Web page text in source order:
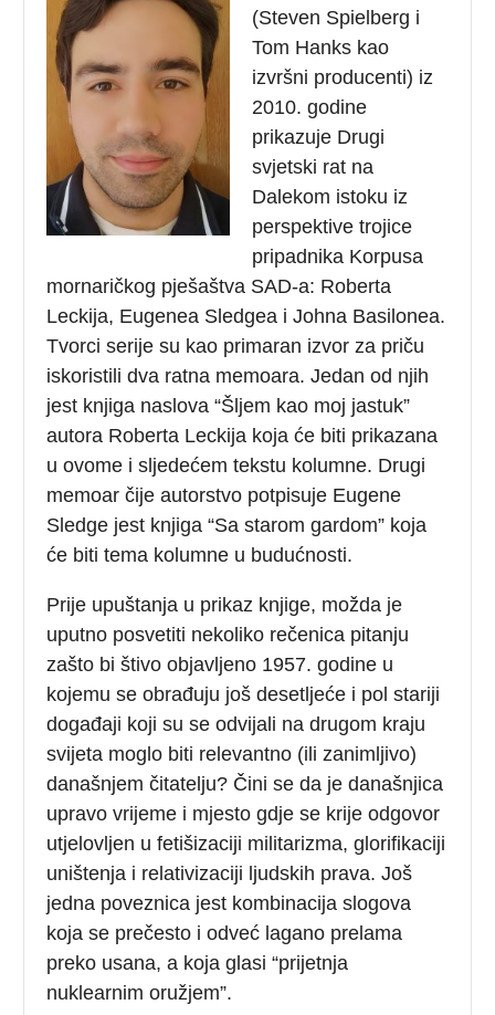
(Steven Spielberg i
Tom Hanks kao
izvršni producenti) iz
2010. godine
prikazuje Drugi
svjetski rat na
Dalekom istoku iz
perspektive trojice
pripadnika Korpusa
mornaričkog pješaštva SAD-a: Roberta
Leckija, Eugenea Sledgea i Johna Basilonea.
Tvorci serije su kao primaran izvor za priču
iskoristili dva ratna memoara. Jedan od njih
jest knjiga naslova “Šljem kao moj jastuk”
autora Roberta Leckija koja će biti prikazana
u ovome i sljedećem tekstu kolumne. Drugi
memoar čije autorstvo potpisuje Eugene
Sledge jest knjiga “Sa starom gardom” koja
će biti tema kolumne u budućnosti.
Prije upuštanja u prikaz knjige, možda je
uputno posvetiti nekoliko rečenica pitanju
zašto bi štivo objavljeno 1957. godine u
kojemu se obrađuju još desetljeće i pol stariji
događaji koji su se odvijali na drugom kraju
svijeta moglo biti relevantno (ili zanimljivo)
današnjem čitatelju? Čini se da je današnjica
upravo vrijeme i mjesto gdje se krije odgovor
utjelovljen u fetišizaciji militarizma, glorifikaciji
uništenja i relativizaciji ljudskih prava. Još
jedna poveznica jest kombinacija slogova
koja se prečesto i odveć lagano prelama
preko usana, a koja glasi “prijetnja
nuklearnim oružjem”.